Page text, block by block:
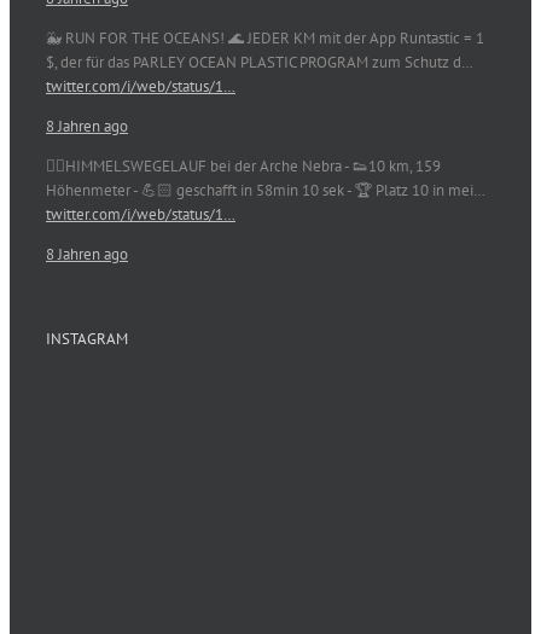
🐳 RUN FOR THE OCEANS! 🌊 JEDER KM mit der App Runtastic = 1
$, der für das PARLEY OCEAN PLASTIC PROGRAM zum Schutz d…
twitter.com/i/web/status/1…
8 Jahren ago
🏃‍♀️HIMMELSWEGELAUF bei der Arche Nebra - 👟10 km, 159
Höhenmeter - 💪🏻 geschafft in 58min 10 sek - 🏆 Platz 10 in mei…
twitter.com/i/web/status/1…
8 Jahren ago
INSTAGRAM